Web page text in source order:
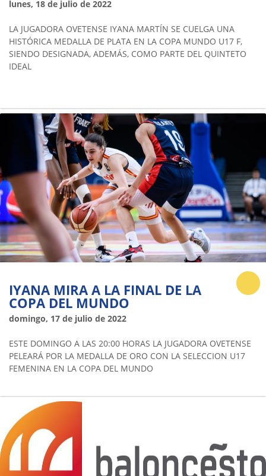
lunes, 18 de julio de 2022
LA JUGADORA OVETENSE IYANA MARTÍN SE CUELGA UNA
HISTÓRICA MEDALLA DE PLATA EN LA COPA MUNDO U17 F,
SIENDO DESIGNADA, ADEMÁS, COMO PARTE DEL QUINTETO
IDEAL
IYANA MIRA A LA FINAL DE LA
COPA DEL MUNDO
domingo, 17 de julio de 2022
ESTE DOMINGO A LAS 20:00 HORAS LA JUGADORA OVETENSE
PELEARÁ POR LA MEDALLA DE ORO CON LA SELECCION U17
FEMENINA EN LA COPA DEL MUNDO